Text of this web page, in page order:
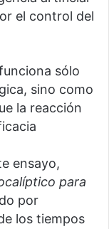
el control del
sólo
sino como
la reacción
ensayo,
para
por
los tiempos